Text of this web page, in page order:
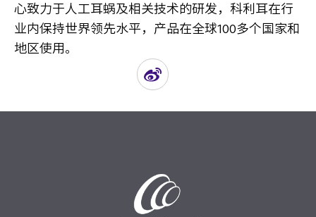
心致力于人工耳蜗及相关技术的研发，科利耳在行
业内保持世界领先水平，产品在全球100多个国家和
地区使用。